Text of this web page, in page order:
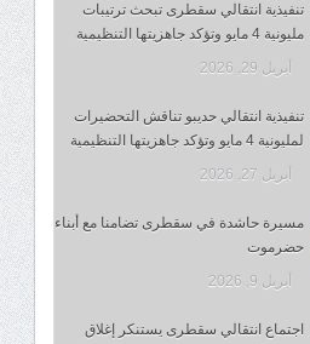
تنفيذية انتقالي سقطرى تبحث ترتيبات
مليونية 4 مايو وتؤكد جاهزيتها التنظيمية
أبريل 29, 2026
تنفيذية انتقالي حديبو تناقش التحضيرات
لمليونية 4 مايو وتؤكد جاهزيتها التنظيمية
أبريل 27, 2026
مسيرة حاشدة في سقطرى تضامنا مع أبناء
حضرموت
أبريل 9, 2026
اجتماع انتقالي سقطرى يستنكر إغلاق